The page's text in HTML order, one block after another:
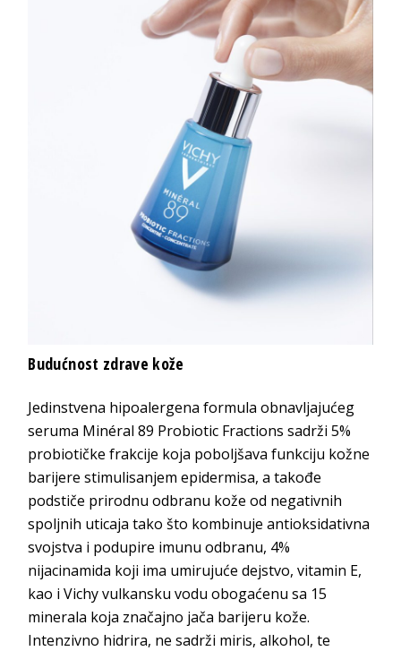
Budućnost zdrave kože
Jedinstvena hipoalergena formula obnavljajućeg
seruma Minéral 89 Probiotic Fractions sadrži 5%
probiotičke frakcije koja poboljšava funkciju kožne
barijere stimulisanjem epidermisa, a takođe
podstiče prirodnu odbranu kože od negativnih
spoljnih uticaja tako što kombinuje antioksidativna
svojstva i podupire imunu odbranu, 4%
nijacinamida koji ima umirujuće dejstvo, vitamin E,
kao i Vichy vulkansku vodu obogaćenu sa 15
minerala koja značajno jača barijeru kože.
Intenzivno hidrira, ne sadrži miris, alkohol, te